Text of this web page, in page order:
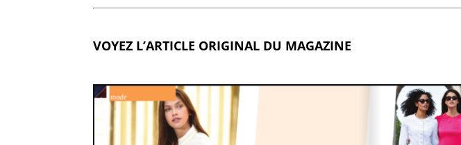
VOYEZ L’ARTICLE ORIGINAL DU MAGAZINE